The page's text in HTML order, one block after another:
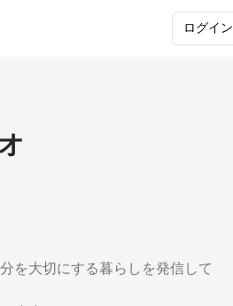
ログイン
を大切にする暮らしを発信して